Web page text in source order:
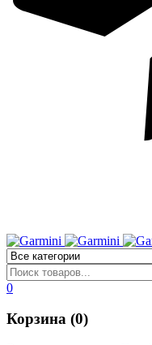
0
Корзина (0)